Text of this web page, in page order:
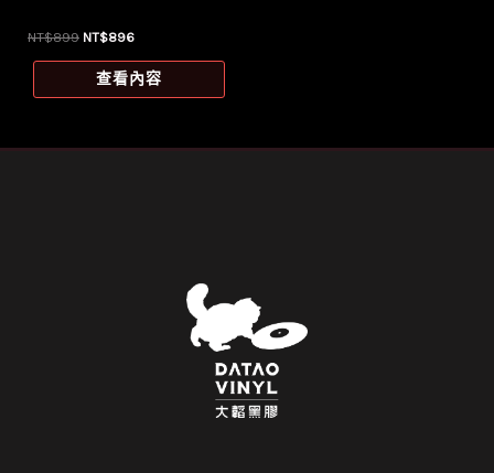
NT$899 原
格：
NT$896目
價
格：
查看內容